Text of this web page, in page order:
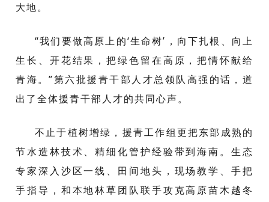
大地。
“我们要做高原上的‘生命树’，向下扎根、向上
生长、开花结果，把绿色留在高原，把情怀献给
青海。”第六批援青干部人才总领队高强的话，道
出了全体援青干部人才的共同心声。
不止于植树增绿，援青工作组更把东部成熟的
节水造林技术、精细化管护经验带到海南。生态
专家深入沙区一线、田间地头，现场教学、手把
手指导，和本地林草团队联手攻克高原苗木越冬